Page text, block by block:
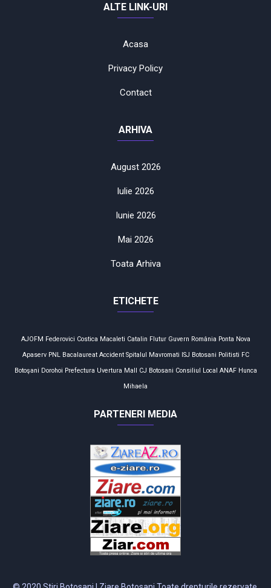
ALTE LINK-URI
Acasa
Privacy Policy
Contact
ARHIVA
August 2026
Iulie 2026
Iunie 2026
Mai 2026
Toata Arhiva
ETICHETE
AJOFM Federovici Costica Macaleti Catalin Flutur Guvern România Ponta Nova
Apaserv PNL Bacalaureat Accident Spitalul Mavromati ISJ Botosani Politisti FC
Botoşani Dorohoi Prefectura Uvertura Mall CJ Botosani Consiliul Local ANAF Hunca
Mihaela
PARTENERI MEDIA